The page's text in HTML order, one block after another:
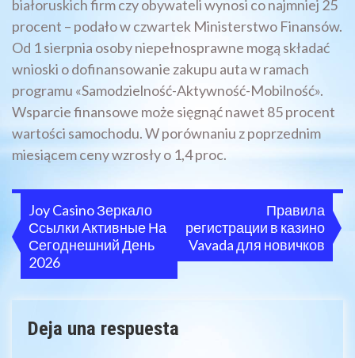
białoruskich firm czy obywateli wynosi co najmniej 25
procent – podało w czwartek Ministerstwo Finansów.
Od 1 sierpnia osoby niepełnosprawne mogą składać
wnioski o dofinansowanie zakupu auta w ramach
programu «Samodzielność-Aktywność-Mobilność».
Wsparcie finansowe może sięgnąć nawet 85 procent
wartości samochodu. W porównaniu z poprzednim
miesiącem ceny wzrosły o 1,4 proc.
Navegación
de
entradas
Joy Casino Зеркало
Ссылки Активные На
Сегоднешний День
2026
Правила
регистрации в казино
Vavada для новичков
Deja una respuesta